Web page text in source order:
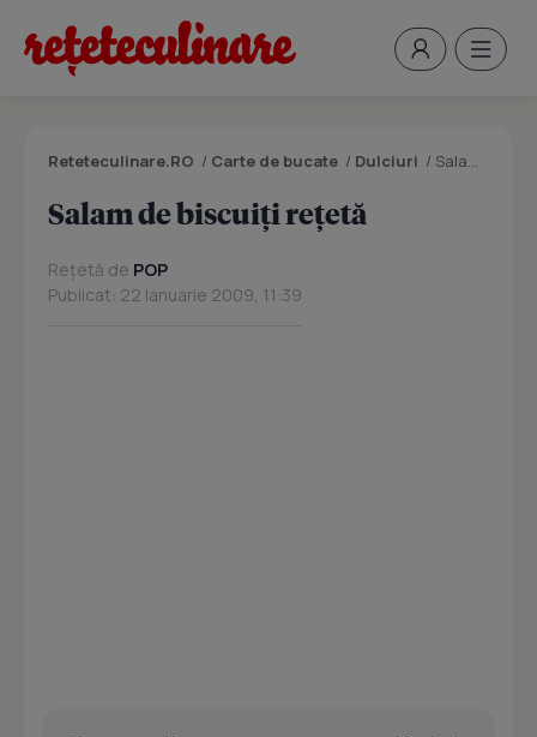
Reteteculinare.RO / Carte de bucate / Dulciuri / Salam de biscuiţi reţetă
Salam de biscuiţi reţetă
Rețetă de POP
Publicat: 22 Ianuarie 2009, 11:39